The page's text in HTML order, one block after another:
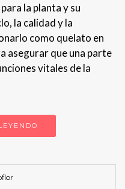
la planta y su
la calidad y la
como quelato en
asegurar que una parte
vitales de la